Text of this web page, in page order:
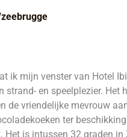
ik mijn venster van Hotel
strand- en speelplezier.
de vriendelijke mevrouw
ter
Het is intussen 32 graden